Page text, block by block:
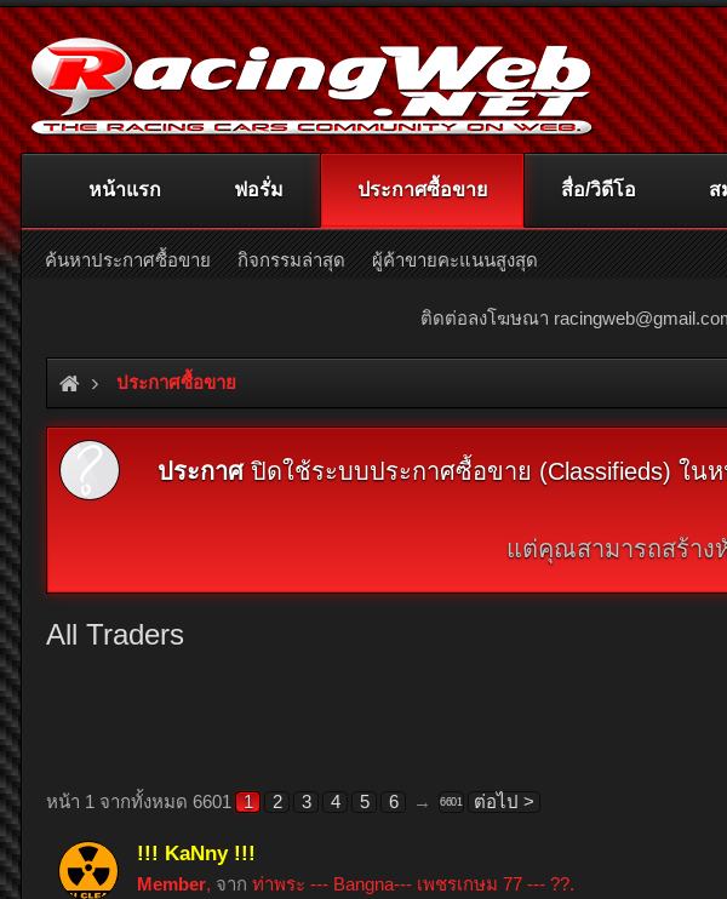
ติดต่อลงโฆษณา
ประกาศซื้อขาย
ประกาศปิดใช้ระบบประกาศซื้อขาย (Classifieds) ใน
แต่คุณสามารถสร้าง
All Traders
หน้า 1 จากทั้งหมด 6601 1 2 3 4 5 6 → 6601 ต่อไป >
!!! KaNny !!!
Member, จาก ท่าพระ --- Bangna--- เพชรเกษม 77 --- ??.
หน้าแรก ฟอรั่ม ประกาศซื้อขาย
ค้นหาประกาศซื้อขาย กิจกรรมล่าสุด ผู้ค้าขายคะแนนสูงสุด
สื่อ/วิดีโอ ส